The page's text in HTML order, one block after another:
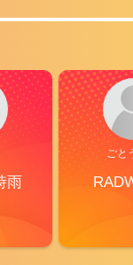
雨
ごと